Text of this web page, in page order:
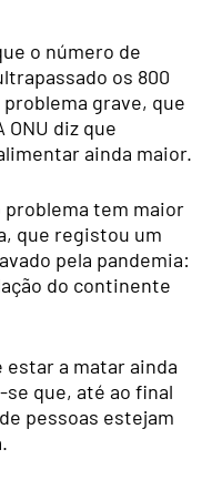
o número de
os 800
grave, que
diz que
ainda maior.
problema tem maior
que registou um
pela pandemia:
do continente
estar a matar ainda
que, até ao final
pessoas estejam